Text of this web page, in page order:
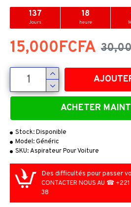
Stock:Disponible
Model:Généric
SKU:Aspirateur Pour Voiture
137
Jours
18
heure
15,000FCFA
ACHETER
Des difficultés pour passer
CONTACTER NOUS AU ☎
38